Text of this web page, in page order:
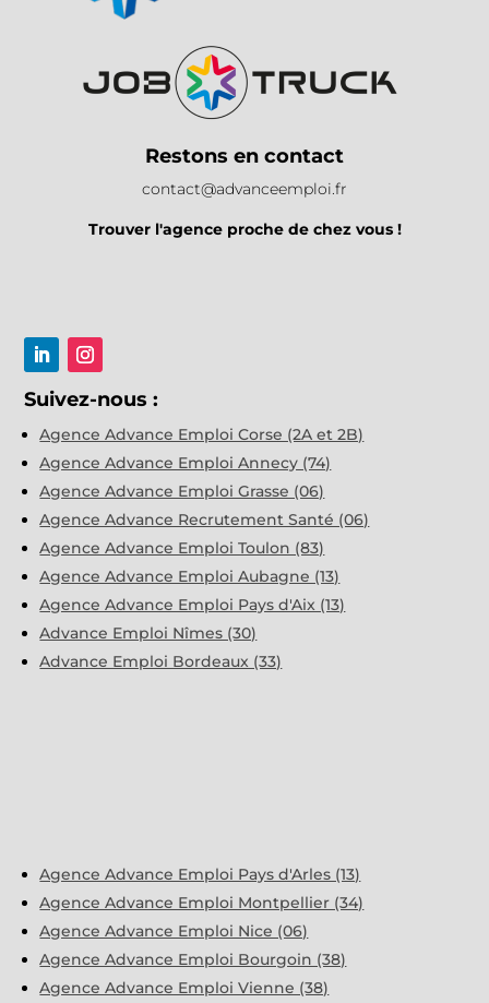
Restons en contact
contact@advanceemploi.fr
Trouver l'agence proche de chez vous !
Suivez-nous :
Agence Advance Emploi Corse (2A et 2B)
Agence Advance Emploi Annecy (74)
Agence Advance Emploi Grasse (06)
Agence Advance Recrutement Santé (06)
Agence Advance Emploi Toulon (83)
Agence Advance Emploi Aubagne (13)
Agence Advance Emploi Pays d'Aix (13)
Advance Emploi Nîmes (30)
Advance Emploi Bordeaux (33)
Agence Advance Emploi Pays d'Arles (13)
Agence Advance Emploi Montpellier (34)
Agence Advance Emploi Nice (06)
Agence Advance Emploi Bourgoin (38)
Agence Advance Emploi Vienne (38)